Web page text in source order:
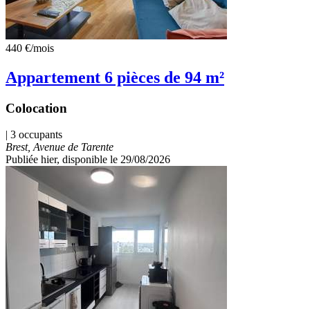
440 €/mois
Appartement 6 pièces de 94 m²
Colocation
| 3 occupants
Brest, Avenue de Tarente
Publiée hier, disponible le 29/08/2026